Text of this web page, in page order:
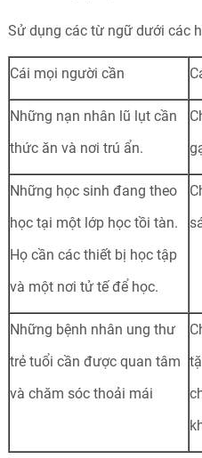
Sử dụng các từ ngữ dưới các
Cái mọi người cần
Những nạn nhân lũ lụt cần
thức ăn và nơi trú ẩn.
Những học sinh đang theo
học tại một lớp học tồi tàn.
Họ cần các thiết bị học tập
và một nơi tử tế để học.
Những bệnh nhân ung thư
trẻ tuổi cần được quan tâm
và chăm sóc thoải mái